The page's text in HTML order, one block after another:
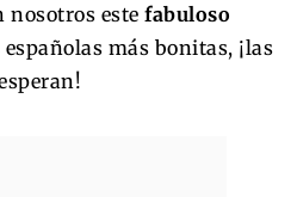
nosotros este fabuloso
más bonitas, ¡las